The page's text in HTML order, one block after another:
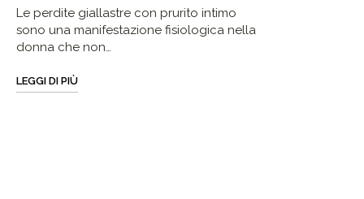
Le perdite giallastre con prurito intimo
sono una manifestazione fisiologica nella
donna che non…
LEGGI DI PIÙ